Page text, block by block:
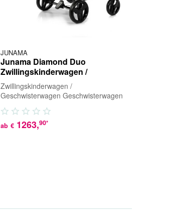
JUNAMA
Junama Diamond Duo
Zwillingskinderwagen /
Geschwisterwagen
Zwillingskinderwagen /
Geschwisterwagen Geschwisterwagen
Geschwistern mit geringem...
ab € 1263,90*